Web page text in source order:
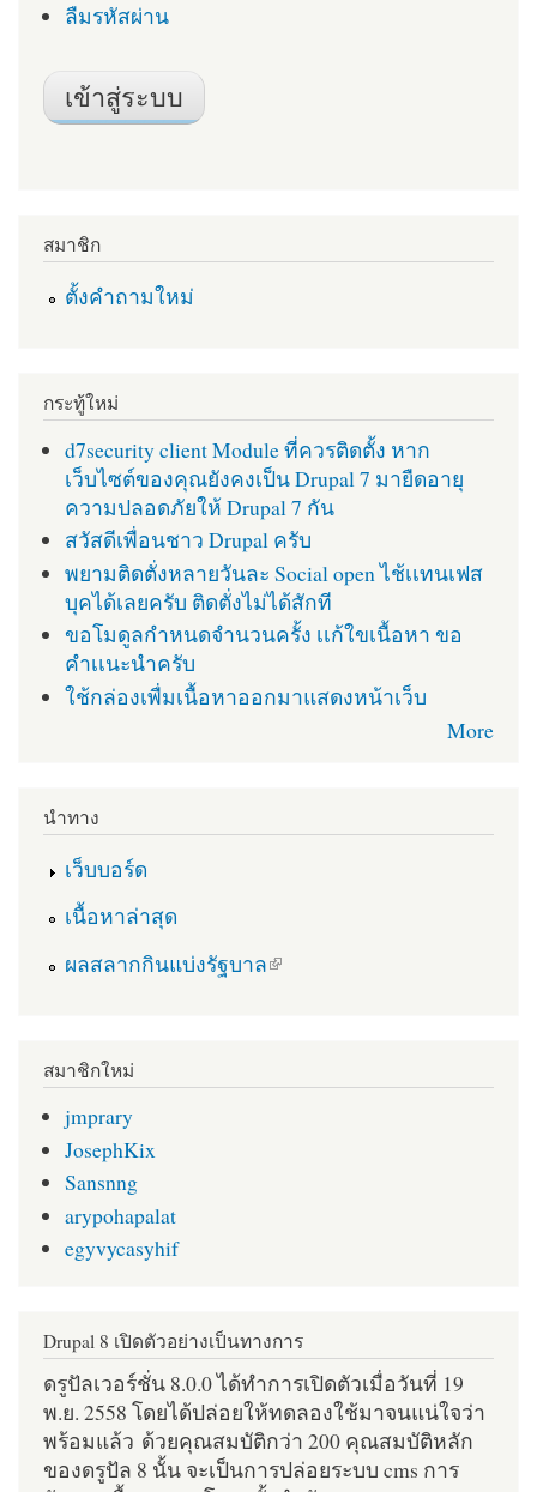
ลืมรหัสผ่าน
สมาชิก
ตั้งคำถามใหม่
กระทู้ใหม่
d7security client Module ที่ควรติดตั้ง หาก
เว็บไซต์ของคุณยังคงเป็น Drupal 7 มายืดอายุ
ความปลอดภัยให้ Drupal 7 กัน
สวัสดีเพื่อนชาว Drupal ครับ
พยามติดตั่งหลายวันละ Social open ไช้เเทนเฟส
บุคได้เลยครับ ติดตั่งไม่ได้สักที
ขอโมดูลกำหนดจำนวนครั้ง เเก้ใขเนื้อหา ขอ
คำเเนะนำครับ
ใช้กล่องเพื่มเนื้อหาออกมาแสดงหน้าเว็บ
More
นำทาง
เว็บบอร์ด
เนื้อหาล่าสุด
ผลสลากกินแบ่งรัฐบาล
(link is external)
สมาชิกใหม่
jmprary
JosephKix
Sansnng
arypohapalat
egyvycasyhif
Drupal 8 เปิดตัวอย่างเป็นทางการ
ดรูปัลเวอร์ชั่น 8.0.0 ได้ทำการเปิดตัวเมื่อวันที่ 19
พ.ย. 2558 โดยได้ปล่อยให้ทดลองใช้มาจนแน่ใจว่า
พร้อมแล้ว ด้วยคุณสมบัติกว่า 200 คุณสมบัติหลัก
ของดรูปัล 8 นั้น จะเป็นการปล่อยระบบ cms การ